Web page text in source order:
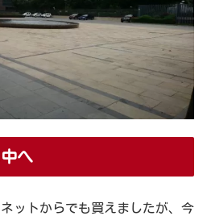
へ
ットからでも買えましたが、今